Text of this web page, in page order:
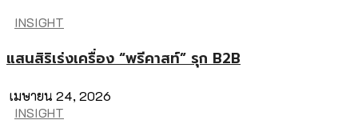
INSIGHT
แสนสิริเร่งเครื่อง “พรีคาสท์” รุก B2B
เมษายน 24, 2026
INSIGHT